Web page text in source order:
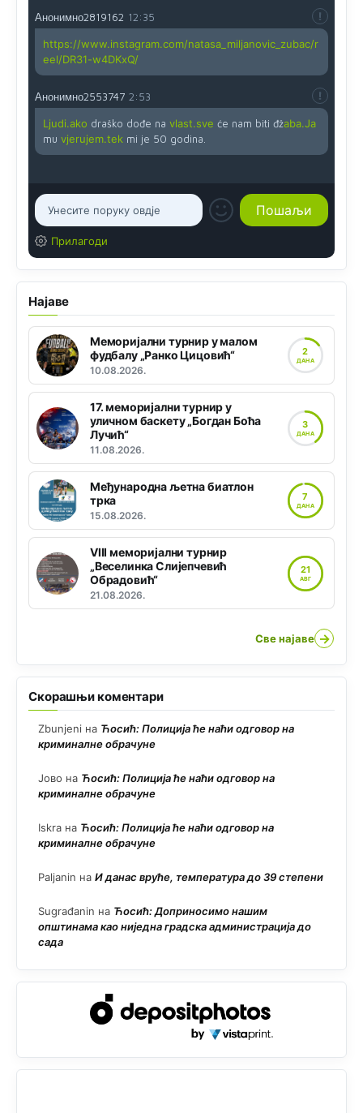
Анонимно2819162 12:35
https://www.instagram.com/natasa_miljanovic_zubac/r
eel/DR31-w4DKxQ/
Анонимно2553747 2:53
Ljudi.ako draško dođe na vlast.sve će nam biti đžaba.Ja
mu vjerujem.tek mi je 50 godina.
Прилагоди
Најаве
Меморијални турнир у малом
фудбалу „Ранко Цицовић“
10.08.2026.
2
ДАНА
17. меморијални турнир у
уличном баскету „Богдан Боћа
Лучић“
11.08.2026.
3
ДАНА
Међународна љетна биатлон
трка
15.08.2026.
7
ДАНА
VIII меморијални турнир
„Веселинка Слијепчевић
Обрадовић“
21.08.2026.
21
АВГ
Све најаве →
Скорашњи коментари
Zbunjeni на Ћосић: Полиција ће наћи одговор на
криминалне обрачуне
Јово на Ћосић: Полиција ће наћи одговор на
криминалне обрачуне
Iskra на Ћосић: Полиција ће наћи одговор на
криминалне обрачуне
Paljanin на И данас вруће, температура до 39 степени
Sugrađanin на Ћосић: Доприносимо нашим
општинама као ниједна градска администрација до
сада